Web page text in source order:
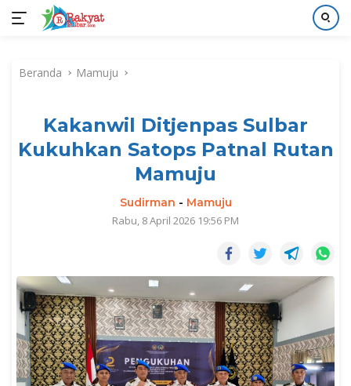
kontenBeranda Mamuju
Kakanwil Ditjenpas Sulbar
Kukuhkan Satops Patnal Rutan
Mamuju
Sudirman - Mamuju
Rabu, 8 April 2026 19:56 PM